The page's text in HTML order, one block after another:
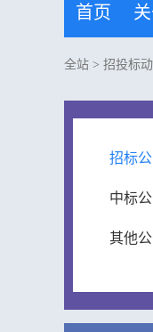
首页
全站 > 招投标
招标
中标
其他